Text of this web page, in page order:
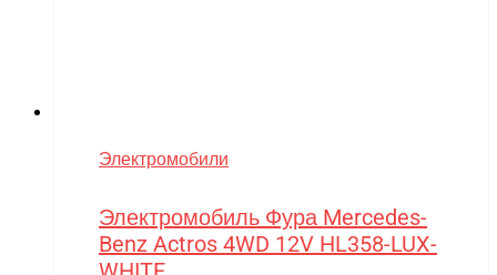
Электромобили
Электромобиль Фура Mercedes-
Benz Actros 4WD 12V HL358-LUX-